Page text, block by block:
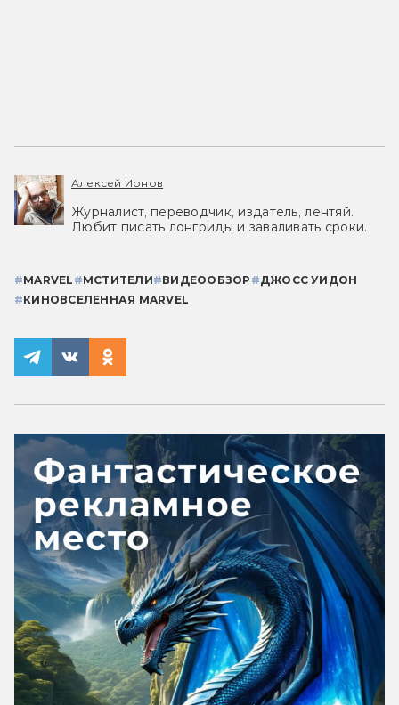
Алексей Ионов
Журналист, переводчик, издатель, лентяй.
Любит писать лонгриды и заваливать сроки.
#MARVEL #МСТИТЕЛИ#ВИДЕООБЗОР #ДЖОСС УИДОН
#КИНОВСЕЛЕННАЯ MARVEL